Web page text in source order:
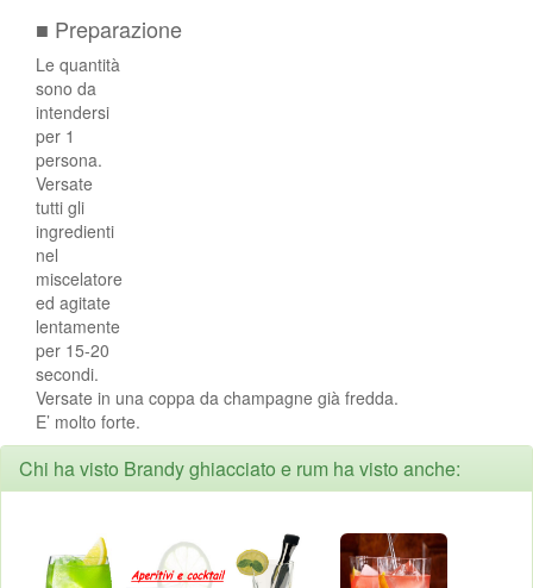
■ Preparazione
Le quantità
sono da
intendersi
per 1
persona.
Versate
tutti gli
ingredienti
nel
miscelatore
ed agitate
lentamente
per 15-20
secondi.
Versate in una coppa da champagne già fredda.
E’ molto forte.
Chi ha visto Brandy ghiacciato e rum ha visto anche: